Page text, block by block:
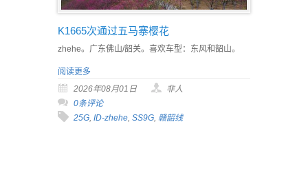
K1665次通过五马寨樱花
zhehe。广东佛山/韶关。喜欢车型：东风和韶山。
阅读更多
2026年08月01日
非人
0条评论
25G, ID-zhehe, SS9G, 赣韶线